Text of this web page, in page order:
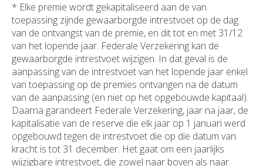
* Elke premie wordt gekapitaliseerd aan de van
toepassing zijnde gewaarborgde intrestvoet op de dag
van de ontvangst van de premie, en dit tot en met 31/12
van het lopende jaar. Federale Verzekering kan de
gewaarborgde intrestvoet wijzigen. In dat geval is de
aanpassing van de intrestvoet van het lopende jaar enkel
van toepassing op de premies ontvangen na de datum
van de aanpassing (en niet op het opgebouwde kapitaal).
Daarna garandeert Federale Verzekering, jaar na jaar, de
kapitalisatie van de reserve die elk jaar op 1 januari werd
opgebouwd tegen de intrestvoet die op die datum van
kracht is tot 31 december. Het gaat om een jaarlijks
wijzigbare intrestvoet, die zowel naar boven als naar